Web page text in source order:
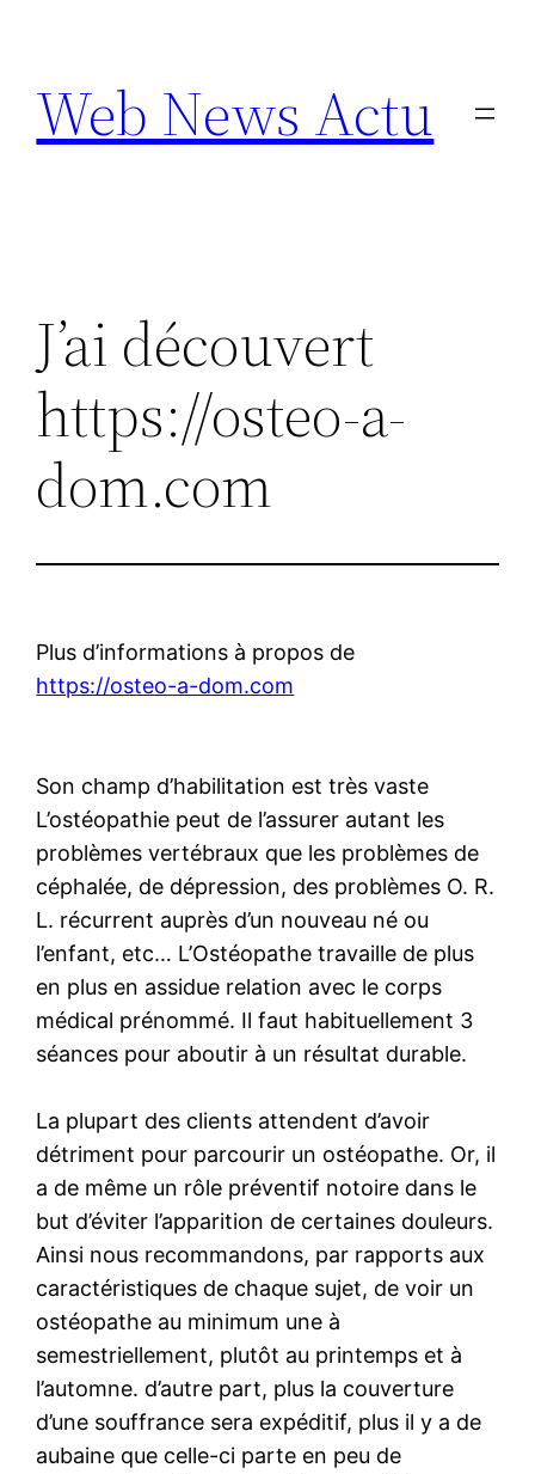
contenu
Web News Actu
J’ai découvert
https://osteo-a-
dom.com
Plus d’informations à propos de
https://osteo-a-dom.com
Son champ d’habilitation est très vaste
L’ostéopathie peut de l’assurer autant les
problèmes vertébraux que les problèmes de
céphalée, de dépression, des problèmes O. R.
L. récurrent auprès d’un nouveau né ou
l’enfant, etc… L’Ostéopathe travaille de plus
en plus en assidue relation avec le corps
médical prénommé. Il faut habituellement 3
séances pour aboutir à un résultat durable.
La plupart des clients attendent d’avoir
détriment pour parcourir un ostéopathe. Or, il
a de même un rôle préventif notoire dans le
but d’éviter l’apparition de certaines douleurs.
Ainsi nous recommandons, par rapports aux
caractéristiques de chaque sujet, de voir un
ostéopathe au minimum une à
semestriellement, plutôt au printemps et à
l’automne. d’autre part, plus la couverture
d’une souffrance sera expéditif, plus il y a de
aubaine que celle-ci parte en peu de